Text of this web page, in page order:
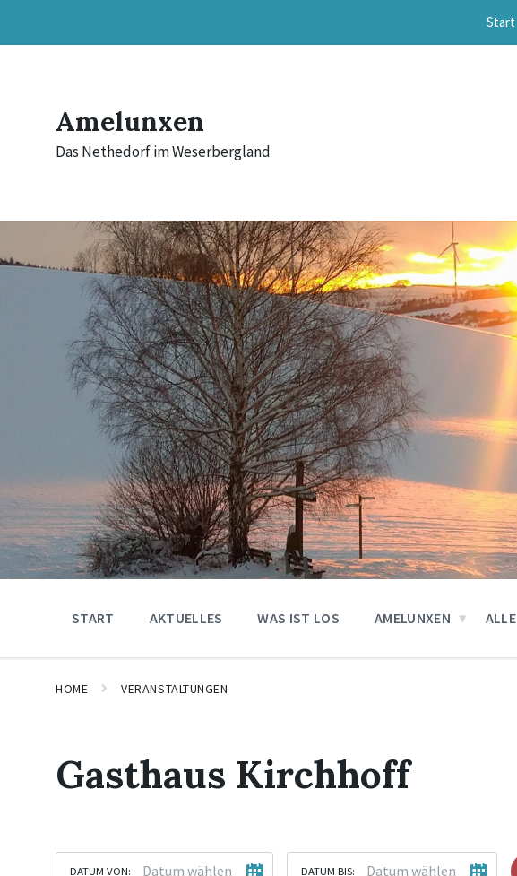
content
main
footer
Start
Amelunxen
Das Nethedorf im Weserbergland
START AKTUELLES WAS IST LOS AMELUNXEN ALLE
HOME VERANSTALTUNGEN
Gasthaus Kirchhoff
DATUM VON: DATUM BIS: